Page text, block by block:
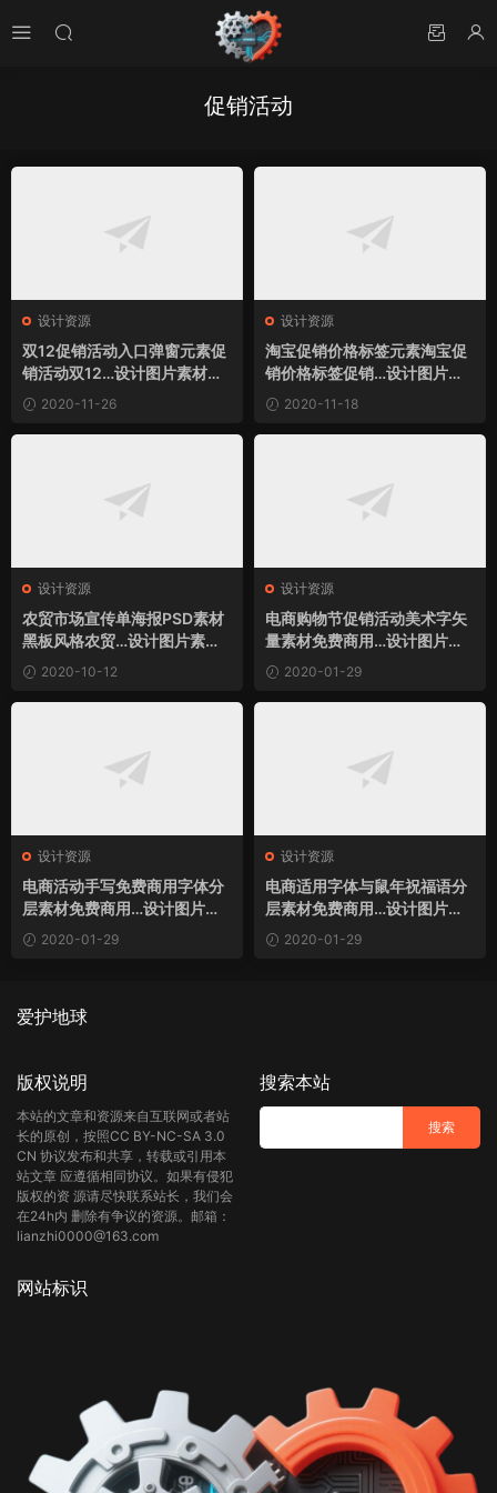
促销活动
设计资源
双12促销活动入口弹窗元素促
销活动双12…设计图片素材下
载 2020-11-26
设计资源
淘宝促销价格标签元素淘宝促
销价格标签促销…设计图片素
材下载
2020-11-18
设计资源
农贸市场宣传单海报PSD素材
黑板风格农贸…设计图片素材
下载2020-10-12
设计资源
电商购物节促销活动美术字矢
量素材免费商用…设计图片素
材下载
2020-01-29
设计资源
电商活动手写免费商用字体分
层素材免费商用…设计图片素
材下载
2020-01-29
设计资源
电商适用字体与鼠年祝福语分
层素材免费商用…设计图片素
材下载
2020-01-29
爱护地球
版权说明
本站的文章和资源来自互联网或者站
长的原创，按照CC BY-NC-SA 3.0
CN 协议发布和共享，转载或引用本
站文章 应遵循相同协议。如果有侵犯
版权的资 源请尽快联系站长，我们会
在24h内 删除有争议的资源。邮箱：
lianzhi0000@163.com
搜索本站
网站标识